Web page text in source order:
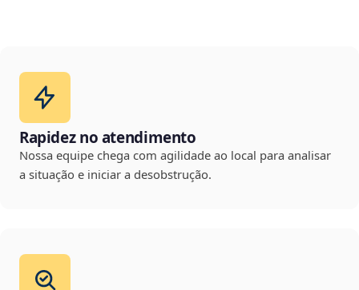
Rapidez no atendimento
Nossa equipe chega com agilidade ao local para analisar
a situação e iniciar a desobstrução.